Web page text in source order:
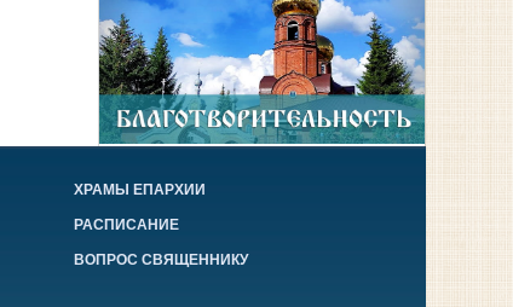
ХРАМЫ ЕПАРХИИ
РАСПИСАНИЕ
ВОПРОС СВЯЩЕННИКУ